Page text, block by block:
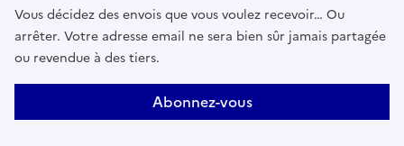
Vous décidez des envois que vous voulez recevoir… Ou
arrêter. Votre adresse email ne sera bien sûr jamais partagée
ou revendue à des tiers.
Abonnez-vous